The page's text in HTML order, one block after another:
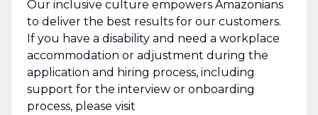
Our inclusive culture empowers Amazonians
to deliver the best results for our customers.
If you have a disability and need a workplace
accommodation or adjustment during the
application and hiring process, including
support for the interview or onboarding
process, please visit